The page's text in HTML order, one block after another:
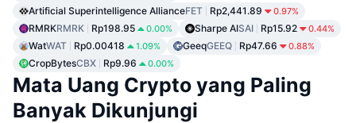
Artificial Superintelligence AllianceFET Rp2,441.89 0.97%
RMRKRMRK Rp198.95 0.00% Sharpe AISAI Rp15.92 0.44%
WatWAT Rp0.00418 1.09% GeeqGEEQ Rp47.66 0.88%
CropBytesCBX Rp9.96 0.00%
Mata Uang Crypto yang Paling
Banyak Dikunjungi